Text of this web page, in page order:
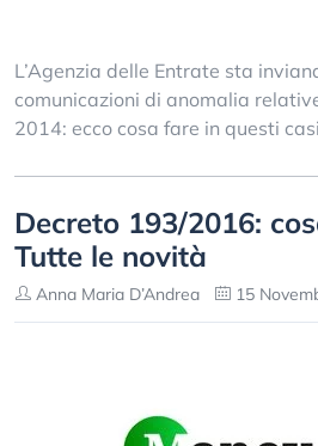
L’Agenzia delle Entrate sta
comunicazioni di anomalia
2014: ecco cosa fare in questi
Decreto 193/2016:
Tutte le novità
Anna Maria D’Andrea 15